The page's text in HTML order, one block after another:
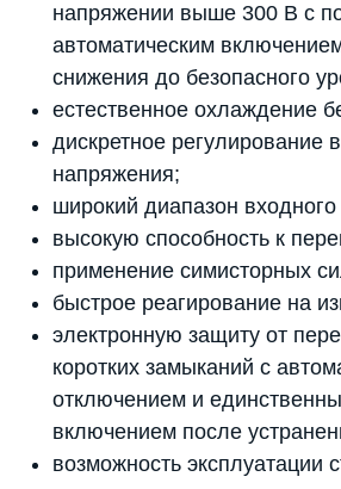
напряжении выше 300 В с
автоматическим
снижения до безопасного
естественное охлаждение
дискретное регулирование
напряжения;
широкий диапазон
высокую способность к
применение симисторных
быстрое реагирование на
электронную защиту от
коротких замыканий с
отключением и
включением после
возможность эксплуатации